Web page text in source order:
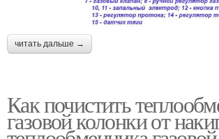
читать дальше →
Как почистить
газовой колонки от